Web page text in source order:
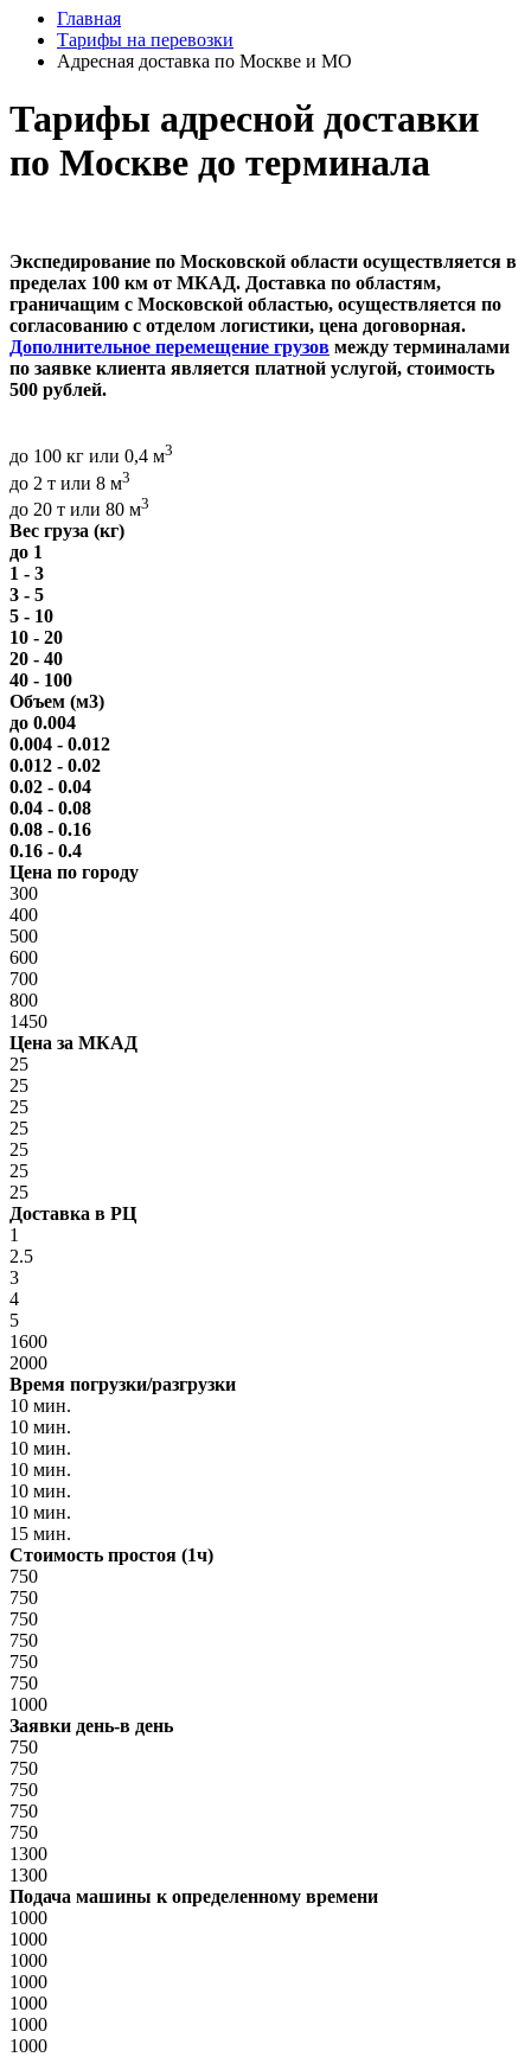
Главная
Тарифы на перевозки
Адресная доставка по Москве и МО
Тарифы адресной доставки
по Москве до терминала
Экспедирование по Московской области осуществляется в
пределах 100 км от МКАД. Доставка по областям,
граничащим с Московской областью, осуществляется по
согласованию с отделом логистики, цена договорная.
Дополнительное перемещение грузов между терминалами
по заявке клиента является платной услугой, стоимость
500 рублей.
до 100 кг или 0,4 м3
до 2 т или 8 м3
до 20 т или 80 м3
Вес груза (кг)
до 1
1 - 3
3 - 5
5 - 10
10 - 20
20 - 40
40 - 100
Объем (м3)
до 0.004
0.004 - 0.012
0.012 - 0.02
0.02 - 0.04
0.04 - 0.08
0.08 - 0.16
0.16 - 0.4
Цена по городу
300
400
500
600
700
800
1450
Цена за МКАД
25
25
25
25
25
25
25
Доставка в РЦ
1
2.5
3
4
5
1600
2000
Время погрузки/разгрузки
10 мин.
10 мин.
10 мин.
10 мин.
10 мин.
10 мин.
15 мин.
Стоимость простоя (1ч)
750
750
750
750
750
750
1000
Заявки день-в день
750
750
750
750
750
1300
1300
Подача машины к определенному времени
1000
1000
1000
1000
1000
1000
1000